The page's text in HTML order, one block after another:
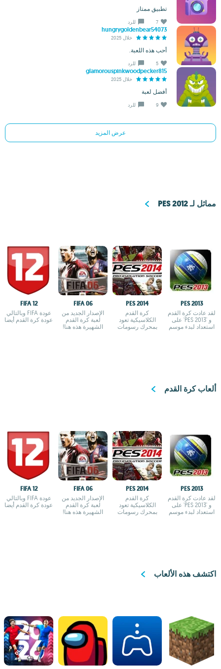
تطبيق ممتاز
7 للرد
hungrygoldenbear54073
خلال 2025
أحب هذه اللعبة.
5 للرد
glamorouspinkwoodpecker815
خلال 2025
أفضل لعبة
9 للرد
عرض المزيد
مماثل لـ PES 2012
PES 2013
لقد عادت كرة القدم
و 'PES 2013' على
استعداد لبدء موسم
PES 2014
كرة القدم
الكلاسيكية تعود
بمحرك رسومات
FIFA 06
الإصدار الجديد من
لعبة كرة القدم
الشهيرة هذه هنا!
FIFA 12
عودة FIFA وبالتالي
عودة كرة القدم أيضا
ألعاب كرة القدم
PES 2013
لقد عادت كرة القدم
و 'PES 2013' على
استعداد لبدء موسم
PES 2014
كرة القدم
الكلاسيكية تعود
بمحرك رسومات
FIFA 06
الإصدار الجديد من
لعبة كرة القدم
الشهيرة هذه هنا!
FIFA 12
عودة FIFA وبالتالي
عودة كرة القدم أيضا
اكتشف هذه الألعاب